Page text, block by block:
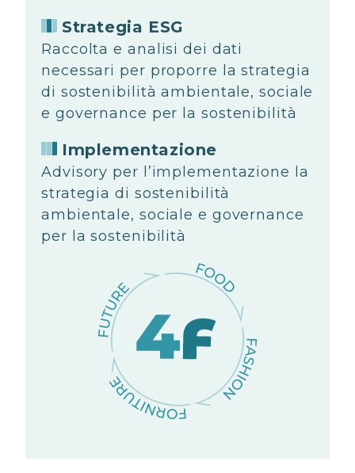
Strategia ESG
Raccolta e analisi dei dati
necessari per proporre la strategia
di sostenibilità ambientale, sociale
e governance per la sostenibilità
Implementazione
Advisory per l’implementazione la
strategia di sostenibilità
ambientale, sociale e governance
per la sostenibilità